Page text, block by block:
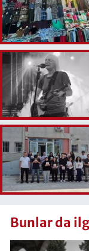
Bunlar da